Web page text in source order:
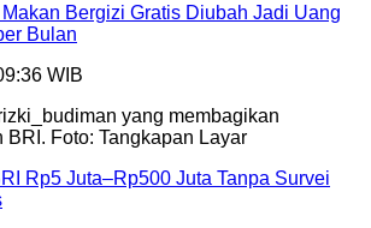
Bergizi Gratis Diubah Jadi Uang
Bulan
WIB
Rp5 Juta–Rp500 Juta Tanpa Survei